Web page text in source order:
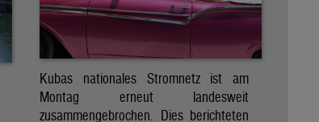
Kubas nationales Stromnetz ist am
Montag erneut landesweit
zusammengebrochen. Dies berichteten